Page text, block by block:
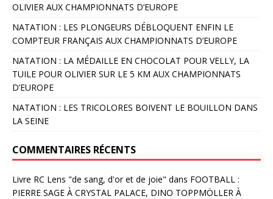
OLIVIER AUX CHAMPIONNATS D’EUROPE
NATATION : LES PLONGEURS DÉBLOQUENT ENFIN LE
COMPTEUR FRANÇAIS AUX CHAMPIONNATS D’EUROPE
NATATION : LA MÉDAILLE EN CHOCOLAT POUR VELLY, LA
TUILE POUR OLIVIER SUR LE 5 KM AUX CHAMPIONNATS
D’EUROPE
NATATION : LES TRICOLORES BOIVENT LE BOUILLON DANS
LA SEINE
COMMENTAIRES RÉCENTS
Livre RC Lens "de sang, d'or et de joie" dans FOOTBALL :
PIERRE SAGE À CRYSTAL PALACE, DINO TOPPMÖLLER À